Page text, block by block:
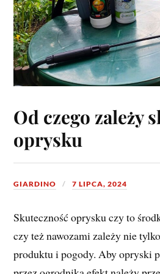
Od czego zależy
oprysku
GIARDINO 7 LIPCA, 2024
Skuteczność oprysku czy to
czy też nawozami zależy nie
produktu i pogody. Aby opryski